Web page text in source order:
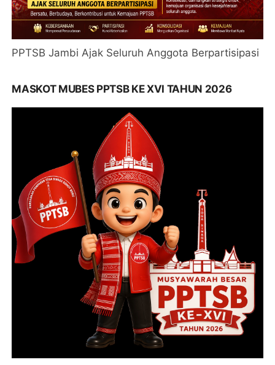
PPTSB Jambi Ajak Seluruh Anggota Berpartisipasi
MASKOT MUBES PPTSB KE XVI TAHUN 2026